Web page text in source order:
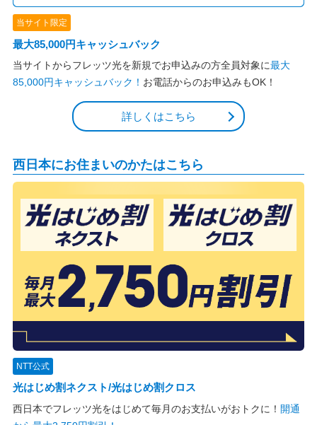
当サイト限定
最大85,000円キャッシュバック
当サイトからフレッツ光を新規でお申込みの方全員対象に最大
85,000円キャッシュバック！ お電話からのお申込みもOK！
詳しくはこちら
西日本にお住まいのかたはこちら
NTT公式
光はじめ割ネクスト/光はじめ割クロス
西日本でフレッツ光をはじめて毎月のお支払いがおトクに！ 開通